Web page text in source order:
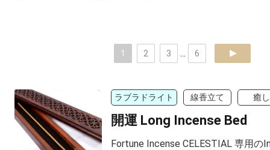
1 2 3 6 next
ラブラドライト 線香立て 癒し
開運 Long Incense Bed
Fortune Incense CELESTIAL 専用の